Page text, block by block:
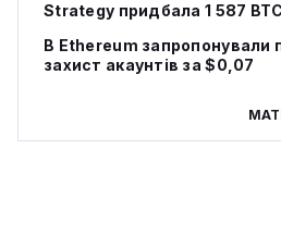
Strategy придбала 1 587
В Ethereum запропонували
захист акаунтів за $0,07